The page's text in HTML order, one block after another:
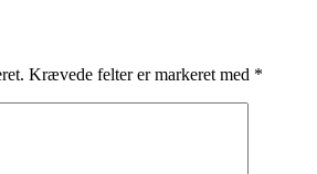
Krævede felter er markeret med *